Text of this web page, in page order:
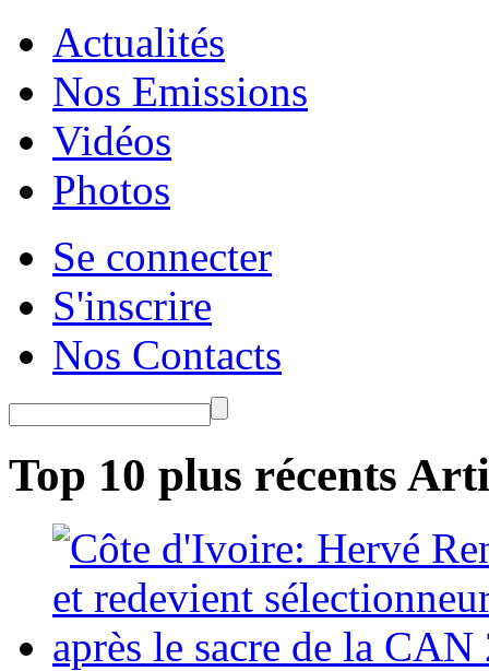
Actualités
Nos Emissions
Vidéos
Photos
Se connecter
S'inscrire
Nos Contacts
Top 10 plus récents